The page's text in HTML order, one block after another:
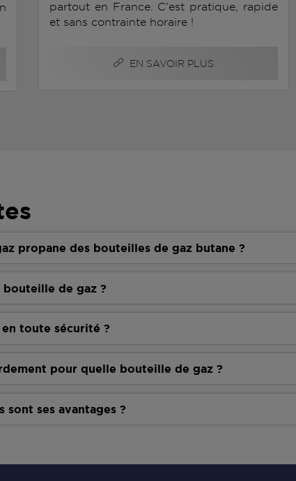
partout en France. C'est pratique, rapide
et sans contrainte horaire !
EN SAVOIR PLUS
propane des bouteilles de gaz butane ?
bouteille de gaz ?
toute sécurité ?
pour quelle bouteille de gaz ?
sont ses avantages ?